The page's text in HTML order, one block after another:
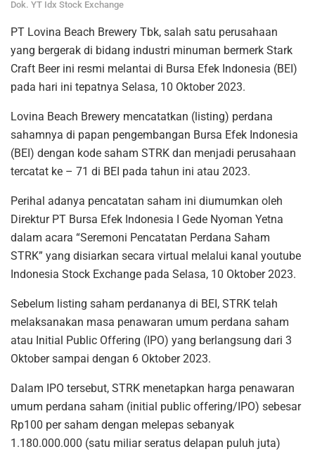
Dok. YT Idx Stock Exchange
PT Lovina Beach Brewery Tbk, salah satu perusahaan
yang bergerak di bidang industri minuman bermerk Stark
Craft Beer ini resmi melantai di Bursa Efek Indonesia (BEI)
pada hari ini tepatnya Selasa, 10 Oktober 2023.
Lovina Beach Brewery mencatatkan (listing) perdana
sahamnya di papan pengembangan Bursa Efek Indonesia
(BEI) dengan kode saham STRK dan menjadi perusahaan
tercatat ke – 71 di BEI pada tahun ini atau 2023.
Perihal adanya pencatatan saham ini diumumkan oleh
Direktur PT Bursa Efek Indonesia I Gede Nyoman Yetna
dalam acara “Seremoni Pencatatan Perdana Saham
STRK” yang disiarkan secara virtual melalui kanal youtube
Indonesia Stock Exchange pada Selasa, 10 Oktober 2023.
Sebelum listing saham perdananya di BEI, STRK telah
melaksanakan masa penawaran umum perdana saham
atau Initial Public Offering (IPO) yang berlangsung dari 3
Oktober sampai dengan 6 Oktober 2023.
Dalam IPO tersebut, STRK menetapkan harga penawaran
umum perdana saham (initial public offering/IPO) sebesar
Rp100 per saham dengan melepas sebanyak
1.180.000.000 (satu miliar seratus delapan puluh juta)